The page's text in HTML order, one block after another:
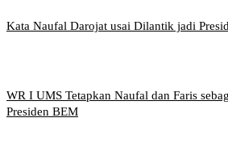
Kata Naufal Darojat usai Dilantik jadi
WR I UMS Tetapkan Naufal dan Faris
Presiden BEM